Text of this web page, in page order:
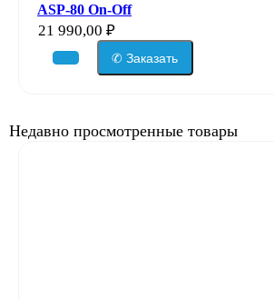
ASP-80 On-Off
21 990,00 ₽
✆ Заказать
Недавно просмотренные товары